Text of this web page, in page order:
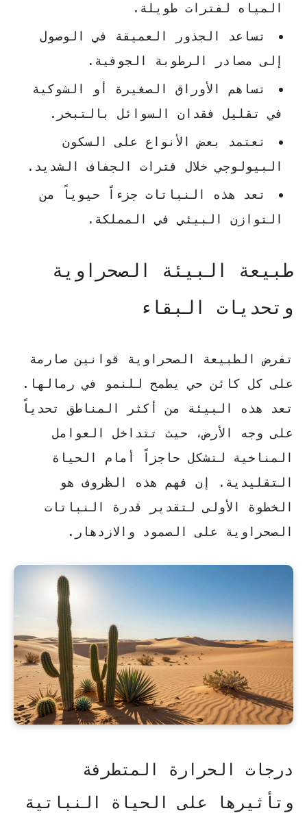
المياه لفترات طويلة.
تساعد الجذور العميقة في الوصول
إلى مصادر الرطوبة الجوفية.
تساهم الأوراق الصغيرة أو الشوكية
في تقليل فقدان السوائل بالتبخر.
تعتمد بعض الأنواع على السكون
البيولوجي خلال فترات الجفاف الشديد.
تعد هذه النباتات جزءاً حيوياً من
التوازن البيئي في المملكة.
طبيعة البيئة الصحراوية
وتحديات البقاء
تفرض الطبيعة الصحراوية قوانين صارمة
على كل كائن حي يطمح للنمو في رمالها.
تعد هذه البيئة من أكثر المناطق تحدياً
على وجه الأرض، حيث تتداخل العوامل
المناخية لتشكل حاجزاً أمام الحياة
التقليدية. إن فهم هذه الظروف هو
الخطوة الأولى لتقدير قدرة
النباتات
الصحراوية على الصمود والازدهار.
درجات الحرارة المتطرفة
وتأثيرها على الحياة النباتية